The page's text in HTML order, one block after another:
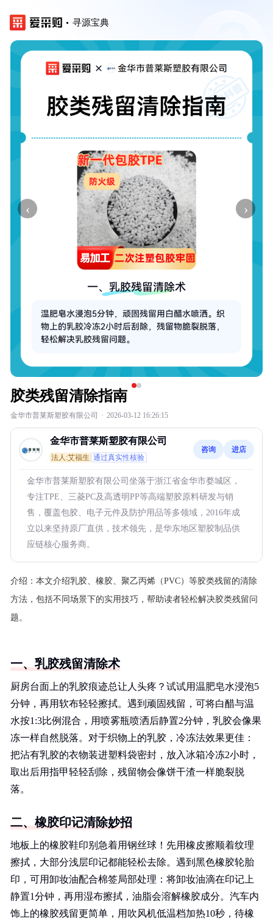
寻源宝典
‹ ›
胶类残留清除指南
金华市普莱斯塑胶有限公司 · 2026-03-12 16:26:15
金华市普莱斯塑胶有限公司
法人:艾福生 通过真实性核验
咨询 进店
金华市普莱斯塑胶有限公司坐落于浙江省金华市婺城区，
专注TPE、三菱PC及高透明PP等高端塑胶原料研发与销
售，覆盖包胶、电子元件及防护用品等多领域，2016年成
立以来坚持原厂直供，技术领先，是华东地区塑胶制品供
应链核心服务商。
介绍： 本文介绍乳胶、橡胶、聚乙丙烯（PVC）等胶类残留的清除
方法，包括不同场景下的实用技巧，帮助读者轻松解决胶类残留问
题。
一、乳胶残留清除术
厨房台面上的乳胶痕迹总让人头疼？试试用温肥皂水浸泡5
分钟，再用软布轻轻擦拭。遇到顽固残留，可将白醋与温
水按1:3比例混合，用喷雾瓶喷洒后静置2分钟，乳胶会像果
冻一样自然脱落。对于织物上的乳胶，冷冻法效果更佳：
把沾有乳胶的衣物装进塑料袋密封，放入冰箱冷冻2小时，
取出后用指甲轻轻刮除，残留物会像饼干渣一样脆裂脱
落。
二、橡胶印记清除妙招
地板上的橡胶鞋印别急着用钢丝球！先用橡皮擦顺着纹理
擦拭，大部分浅层印记都能轻松去除。遇到黑色橡胶轮胎
印，可用卸妆油配合棉签局部处理：将卸妆油滴在印记上
静置1分钟，再用湿布擦拭，油脂会溶解橡胶成分。汽车内
饰上的橡胶残留更简单，用吹风机低温档加热10秒，待橡